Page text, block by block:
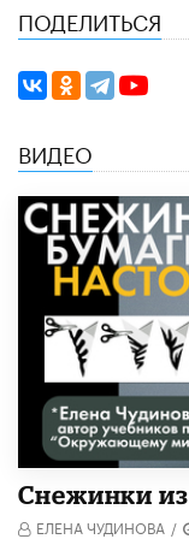
ПОДЕЛИТЬСЯ
ВИДЕО
Снежинки
ЕЛЕНА ЧУДИНОВА /